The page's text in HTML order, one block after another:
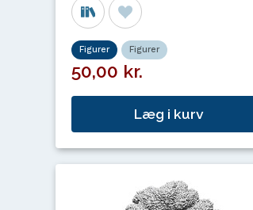
Figurer Figurer
50,00 kr.
Læg i kurv